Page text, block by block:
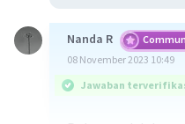
Nanda R
08 November 2023 10:49
Jawaban